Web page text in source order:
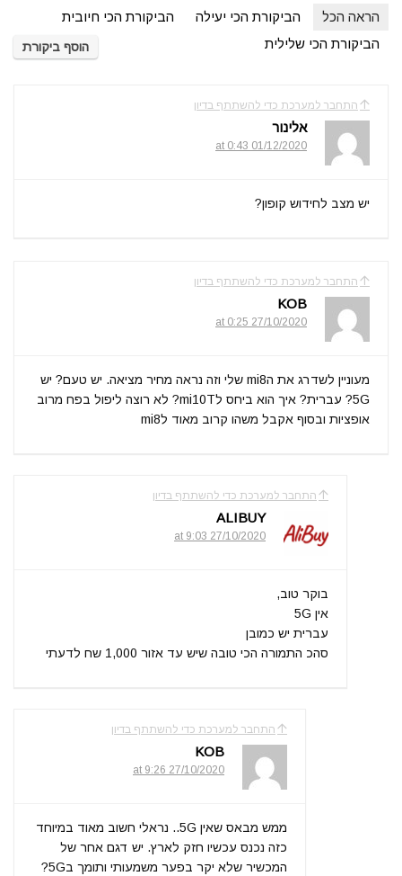
הראה הכל הביקורת הכי יעילה
הביקורת הכי חיובית
הביקורת הכי שלילית
הוסף ביקורת
התחבר למערכת כדי להשתתף בדיון
אלינור
01/12/2020 at 0:43
יש מצב לחידוש קופון?
התחבר למערכת כדי להשתתף בדיון
KOB
27/10/2020 at 0:25
מעוניין לשדרג את הmi8 שלי וזה נראה מחיר מציאה. יש טעם? יש
5G? עברית? איך הוא ביחס לmi10T? לא רוצה ליפול בפח מרוב
אופציות ובסוף אקבל משהו קרוב מאוד לmi8
התחבר למערכת כדי להשתתף בדיון
ALIBUY
27/10/2020 at 9:03
בוקר טוב,
אין 5G
עברית יש כמובן
סהכ התמורה הכי טובה שיש עד אזור 1,000 שח לדעתי
התחבר למערכת כדי להשתתף בדיון
KOB
27/10/2020 at 9:26
ממש מבאס שאין 5G.. נראלי חשוב מאוד במיוחד
כזה נכנס עכשיו חזק לארץ. יש דגם אחר של
המכשיר שלא יקר בפער משמעותי ותומך ב5G?